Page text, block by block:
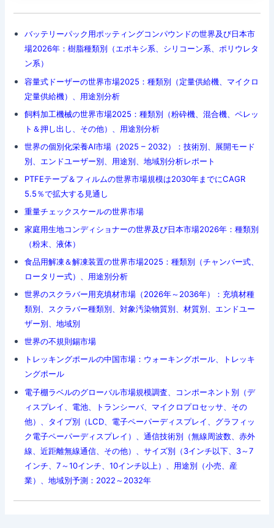
バッテリーパック用ポッティングコンパウンドの世界及び日本市
場2026年：樹脂種類別（エポキシ系、シリコーン系、ポリウレタ
ン系）
容量式ドーザーの世界市場2025：種類別（定量供給機、マイクロ
定量供給機）、用途別分析
飼料加工機械の世界市場2025：種類別（粉砕機、混合機、ペレッ
ト＆押し出し、その他）、用途別分析
世界の個別化栄養AI市場（2025 – 2032）：技術別、展開モード
別、エンドユーザー別、用途別、地域別分析レポート
PTFEテープ＆フィルムの世界市場規模は2030年までにCAGR
5.5％で拡大する見通し
重量チェックスケールの世界市場
家庭用生地コンディショナーの世界及び日本市場2026年：種類別
（粉末、液体）
食品用解凍＆解凍装置の世界市場2025：種類別（チャンバー式、
ロータリー式）、用途別分析
世界のスクラバー用充填材市場（2026年～2036年）：充填材種
類別、スクラバー種類別、対象汚染物質別、材質別、エンドユー
ザー別、地域別
世界の不規則錫市場
トレッキングポールの中国市場：ウォーキングポール、トレッキ
ングポール
電子棚ラベルのグローバル市場規模調査、コンポーネント別（デ
ィスプレイ、電池、トランシーバ、マイクロプロセッサ、その
他）、タイプ別（LCD、電子ペーパーディスプレイ、グラフィッ
ク電子ペーパーディスプレイ）、通信技術別（無線周波数、赤外
線、近距離無線通信、その他）、サイズ別（3インチ以下、3～7
インチ、7～10インチ、10インチ以上）、用途別（小売、産
業）、地域別予測：2022～2032年